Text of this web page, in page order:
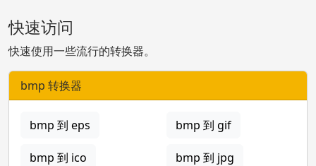
快速访问
快速使用一些流行的转换器。
bmp 转换器
bmp 到 eps bmp 到 gif
bmp 到 ico bmp 到 jpg